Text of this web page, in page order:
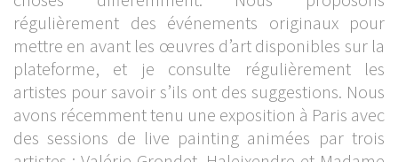
régulièrement des événements originaux pour
mettre en avant les œuvres d’art disponibles sur la
plateforme, et je consulte régulièrement les
artistes pour savoir s’ils ont des suggestions. Nous
avons récemment tenu une exposition à Paris avec
des sessions de live painting animées par trois